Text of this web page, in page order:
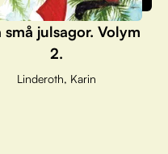
små julsagor. Volym
2.
Linderoth, Karin